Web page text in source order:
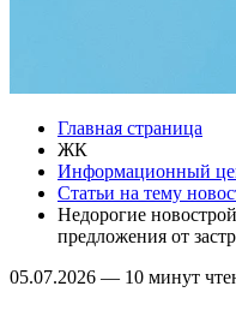
Главная страница
ЖК
Информационный
Статьи на тему
Недорогие
предложения от
05.07.2026 — 10 минут